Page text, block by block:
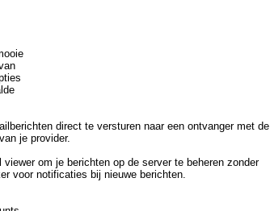
direct te versturen naar een ontvanger met de
je provider.
om je berichten op de server te beheren zonder
voor notificaties bij nieuwe berichten.